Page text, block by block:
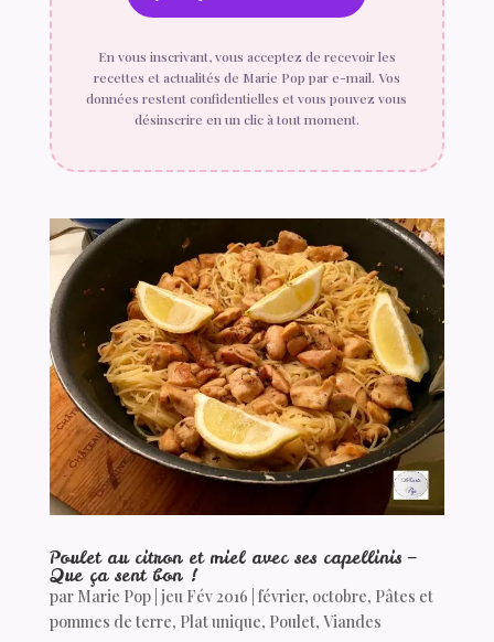
En vous inscrivant, vous acceptez de recevoir les
recettes et actualités de Marie Pop par e-mail. Vos
données restent confidentielles et vous pouvez vous
désinscrire en un clic à tout moment.
Poulet au citron et miel avec ses capellinis –
Que ça sent bon !
par Marie Pop| jeu Fév 2016 février, octobre, Pâtes et
pommes de terre, Plat unique, Poulet, Viandes